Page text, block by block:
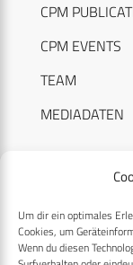
Um dir ein optimales
Cookies, um
Wenn du diesen
CPM
CPM EVENTS
TEAM
MEDIADATEN